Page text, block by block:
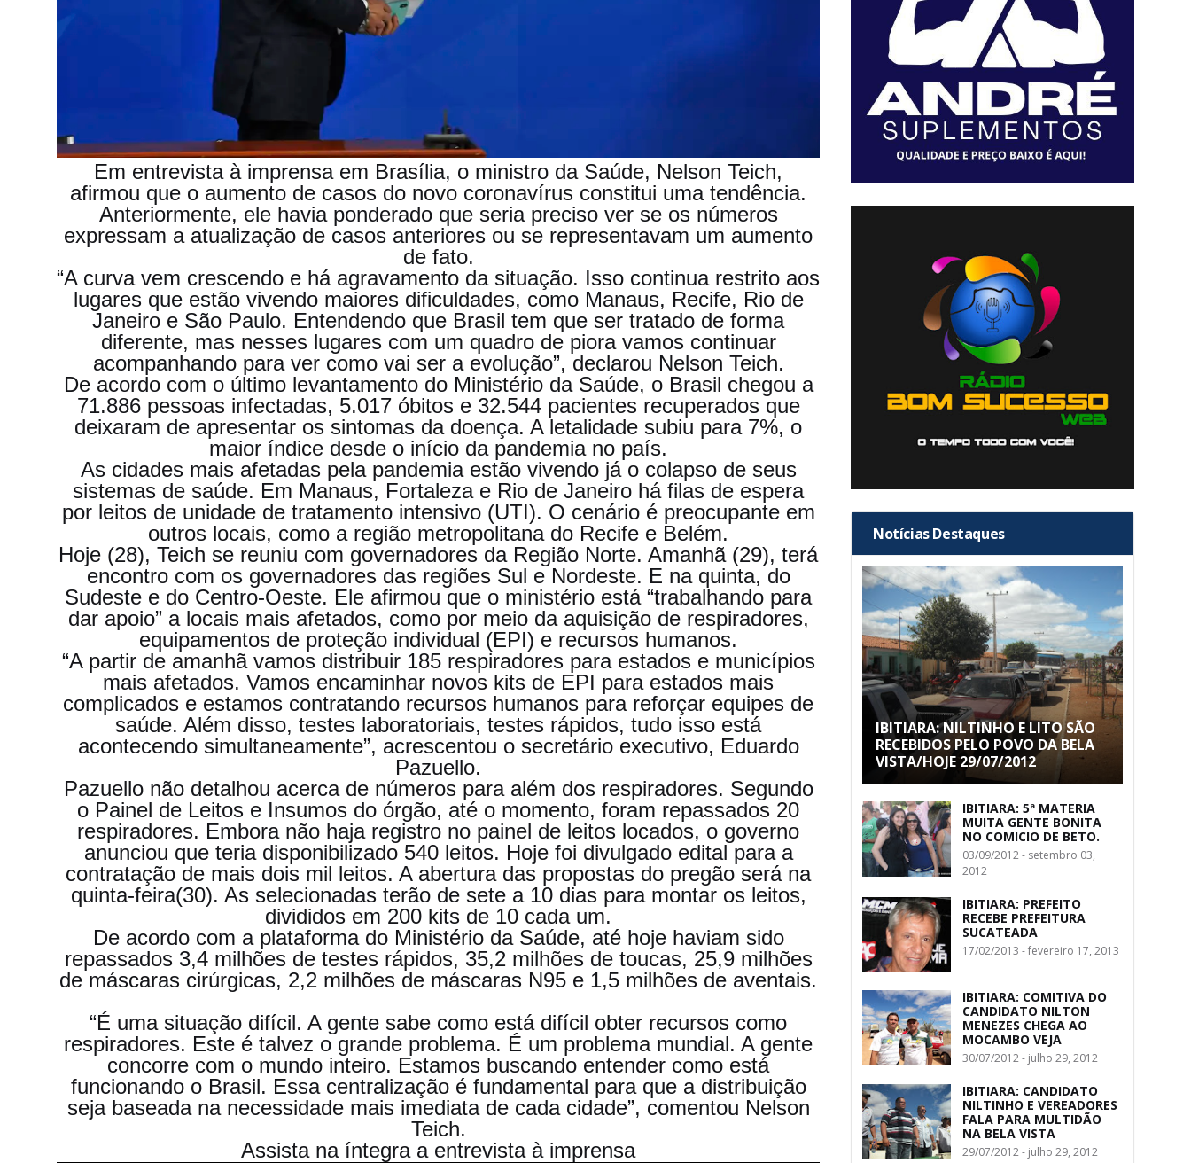
Em entrevista à imprensa em Brasília, o ministro da Saúde, Nelson Teich,
afirmou que o aumento de casos do novo coronavírus constitui uma tendência.
Anteriormente, ele havia ponderado que seria preciso ver se os números
expressam a atualização de casos anteriores ou se representavam um aumento
de fato.
“A curva vem crescendo e há agravamento da situação. Isso continua restrito aos
lugares que estão vivendo maiores dificuldades, como Manaus, Recife, Rio de
Janeiro e São Paulo. Entendendo que Brasil tem que ser tratado de forma
diferente, mas nesses lugares com um quadro de piora vamos continuar
acompanhando para ver como vai ser a evolução”, declarou Nelson Teich.
De acordo com o último levantamento do Ministério da Saúde, o Brasil chegou a
71.886 pessoas infectadas, 5.017 óbitos e 32.544 pacientes recuperados que
deixaram de apresentar os sintomas da doença. A letalidade subiu para 7%, o
maior índice desde o início da pandemia no país.
As cidades mais afetadas pela pandemia estão vivendo já o colapso de seus
sistemas de saúde. Em Manaus, Fortaleza e Rio de Janeiro há filas de espera
por leitos de unidade de tratamento intensivo (UTI). O cenário é preocupante em
outros locais, como a região metropolitana do Recife e Belém.
Hoje (28), Teich se reuniu com governadores da Região Norte. Amanhã (29), terá
encontro com os governadores das regiões Sul e Nordeste. E na quinta, do
Sudeste e do Centro-Oeste. Ele afirmou que o ministério está “trabalhando para
dar apoio” a locais mais afetados, como por meio da aquisição de respiradores,
equipamentos de proteção individual (EPI) e recursos humanos.
“A partir de amanhã vamos distribuir 185 respiradores para estados e municípios
mais afetados. Vamos encaminhar novos kits de EPI para estados mais
complicados e estamos contratando recursos humanos para reforçar equipes de
saúde. Além disso, testes laboratoriais, testes rápidos, tudo isso está
acontecendo simultaneamente”, acrescentou o secretário executivo, Eduardo
Pazuello.
Pazuello não detalhou acerca de números para além dos respiradores. Segundo
o Painel de Leitos e Insumos do órgão, até o momento, foram repassados 20
respiradores. Embora não haja registro no painel de leitos locados, o governo
anunciou que teria disponibilizado 540 leitos. Hoje foi divulgado edital para a
contratação de mais dois mil leitos. A abertura das propostas do pregão será na
quinta-feira(30). As selecionadas terão de sete a 10 dias para montar os leitos,
divididos em 200 kits de 10 cada um.
De acordo com a plataforma do Ministério da Saúde, até hoje haviam sido
repassados 3,4 milhões de testes rápidos, 35,2 milhões de toucas, 25,9 milhões
de máscaras cirúrgicas, 2,2 milhões de máscaras N95 e 1,5 milhões de aventais.
“É uma situação difícil. A gente sabe como está difícil obter recursos como
respiradores. Este é talvez o grande problema. É um problema mundial. A gente
concorre com o mundo inteiro. Estamos buscando entender como está
funcionando o Brasil. Essa centralização é fundamental para que a distribuição
seja baseada na necessidade mais imediata de cada cidade”, comentou Nelson
Teich.
Assista na íntegra a entrevista à imprensa
Notícias Destaques
IBITIARA: NILTINHO E LITO SÃO
RECEBIDOS PELO POVO DA BELA
VISTA/HOJE 29/07/2012
IBITIARA: 5ª MATERIA
MUITA GENTE BONITA
NO COMICIO DE BETO.
03/09/2012 - setembro 03,
2012
IBITIARA: PREFEITO
RECEBE PREFEITURA
SUCATEADA
17/02/2013 - fevereiro 17, 2013
IBITIARA: COMITIVA DO
CANDIDATO NILTON
MENEZES CHEGA AO
MOCAMBO VEJA
30/07/2012 - julho 29, 2012
IBITIARA: CANDIDATO
NILTINHO E VEREADORES
FALA PARA MULTIDÃO
NA BELA VISTA
29/07/2012 - julho 29, 2012